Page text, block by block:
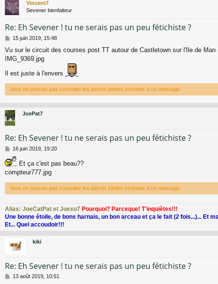
Vincent7
Sevener bienfaiteur
Re: Eh Sevener ! tu ne serais pas un peu fétichiste ?
M
s
s
g
15 juin 2019, 15:48
Vu sur le circuit des courses post TT autour de Castletown sur l'Ile de Man
IMG_9369.jpg
Il est juste à l'envers
Vous ne pouvez pas consulter les pièces jointes insérées à ce message.
JoePat7
Re: Eh Sevener ! tu ne serais pas un peu fétichiste ?
M
e
s
s
e
16 juin 2019, 19:20
Et ça c'est pas beau??
compteur777.jpg
Vous ne pouvez pas consulter les pièces jointes insérées à ce message.
Alias: JoeCatPat et Joexo7 Pourquoi? Parceque! T'inquiètes!!!
Une bonne étoile, de bons harnais, un bon arceau et ça le fait (2 fois...)... Et
Et... Quel accoudoir!!!
kiki
Re: Eh Sevener ! tu ne serais pas un peu fétichiste ?
M13 août 2019, 10:51